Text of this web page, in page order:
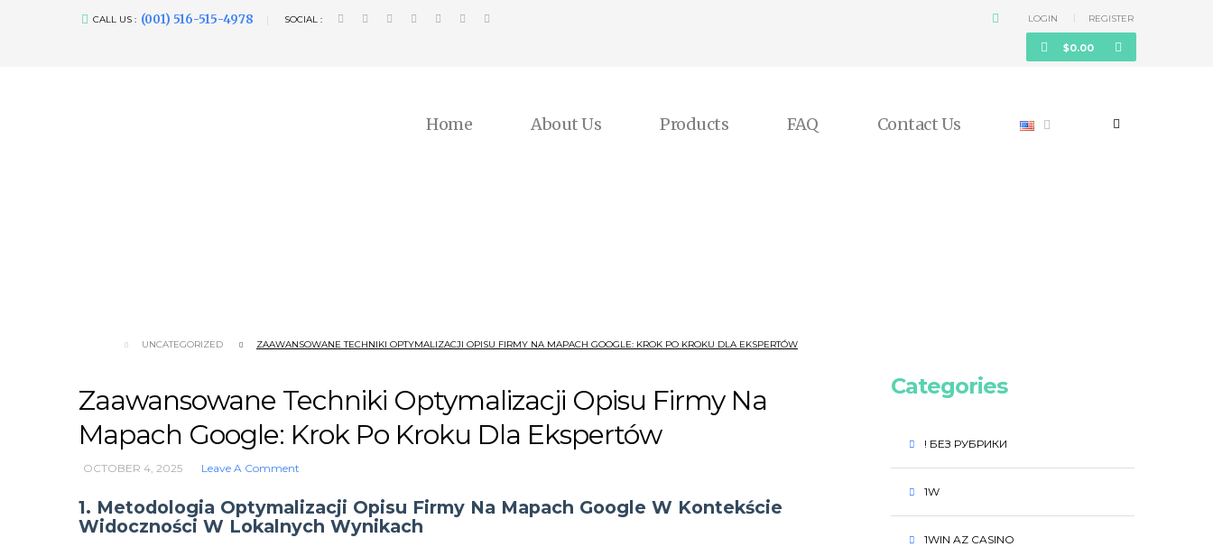
CALL US : (001) 516-515-4978 SOCIAL : LOGIN REGISTER
$0.00
Home About Us Products FAQ Contact Us
UNCATEGORIZED ZAAWANSOWANE TECHNIKI OPTYMALIZACJI OPISU FIRMY NA MAPACH GOOGLE: KROK PO KROKU DLA EKSPERTÓW
Categories
! БЕЗ РУБРИКИ
1W
1WIN AZ CASINO
Zaawansowane Techniki Optymalizacji Opisu Firmy Na
Mapach Google: Krok Po Kroku Dla Ekspertów
OCTOBER 4, 2025 Leave A Comment
1. Metodologia Optymalizacji Opisu Firmy Na Mapach Google W Kontekście
Widoczności W Lokalnych Wynikach